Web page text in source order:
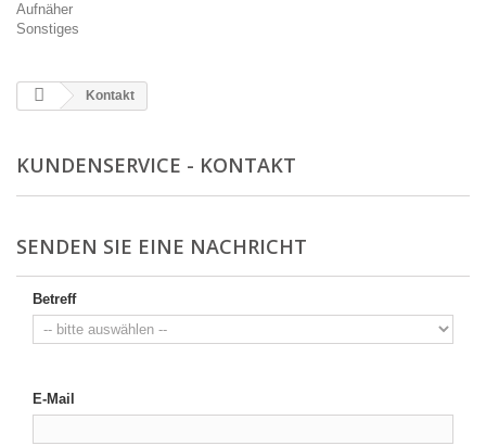
Aufnäher
Sonstiges
Kontakt
KUNDENSERVICE - KONTAKT
SENDEN SIE EINE NACHRICHT
Betreff
E-Mail